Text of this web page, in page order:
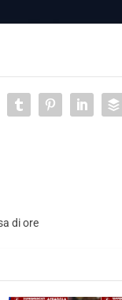
di ore